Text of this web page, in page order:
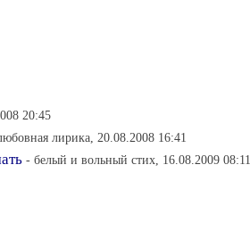
20:45
лирика, 20.08.2008 16:41
- белый и вольный стих, 16.08.2009 08:11